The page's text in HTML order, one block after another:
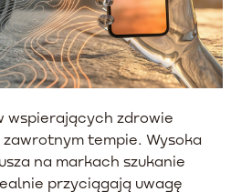
wspierających zdrowie
tempie. Wysoka
na markach szukanie
przyciągają uwagę